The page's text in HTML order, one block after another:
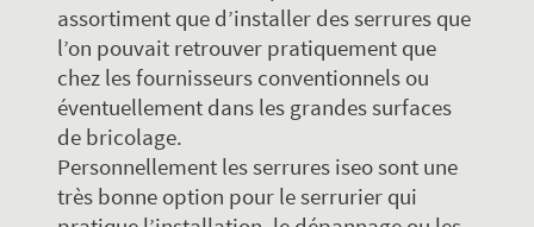
assortiment que d’installer des serrures que
l’on pouvait retrouver pratiquement que
chez les fournisseurs conventionnels ou
éventuellement dans les grandes surfaces
de bricolage.
Personnellement les serrures iseo sont une
très bonne option pour le serrurier qui